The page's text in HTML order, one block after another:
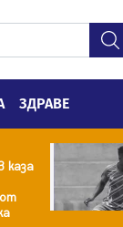
ЗДРАВЕ
каза